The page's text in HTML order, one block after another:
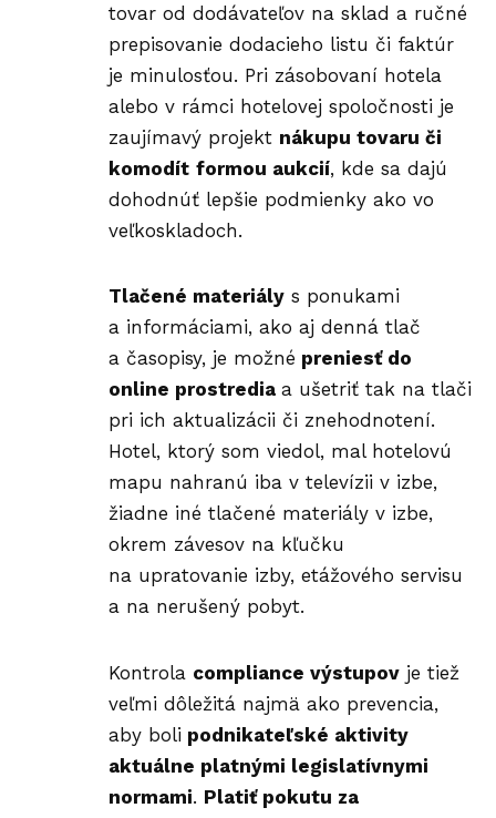
tovar od dodávateľov na sklad a ručné
prepisovanie dodacieho listu či faktúr
je minulosťou. Pri zásobovaní hotela
alebo v rámci hotelovej spoločnosti je
zaujímavý projekt nákupu tovaru či
komodít formou aukcií, kde sa dajú
dohodnúť lepšie podmienky ako vo
veľkoskladoch.
Tlačené materiály s ponukami
a informáciami, ako aj denná tlač
a časopisy, je možné preniesť do
online prostredia a ušetriť tak na tlači
pri ich aktualizácii či znehodnotení.
Hotel, ktorý som viedol, mal hotelovú
mapu nahranú iba v televízii v izbe,
žiadne iné tlačené materiály v izbe,
okrem závesov na kľučku
na upratovanie izby, etážového servisu
a na nerušený pobyt.
Kontrola compliance výstupov je tiež
veľmi dôležitá najmä ako prevencia,
aby boli podnikateľské aktivity
aktuálne platnými legislatívnymi
normami. Platiť pokutu za